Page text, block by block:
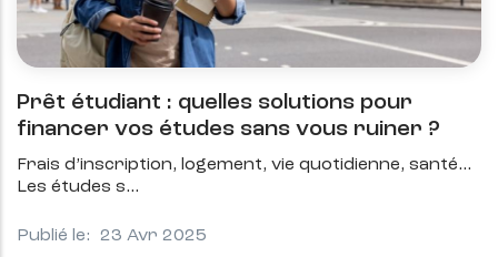
Prêt étudiant : quelles solutions pour
financer vos études sans vous ruiner ?
Frais d’inscription, logement, vie quotidienne, santé…
Les études s
Publié le: 23 Avr 2025